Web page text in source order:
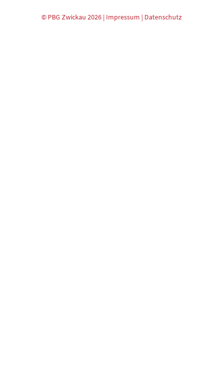
© PBG Zwickau 2026 | Impressum | Datenschutz